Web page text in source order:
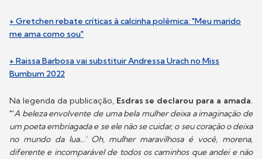
+ Gretchen rebate críticas à calcinha polêmica: "Meu marido
me ama como sou"
+ Raissa Barbosa vai substituir Andressa Urach no Miss
Bumbum 2022
Na legenda da publicação, Esdras se declarou para a amada.
"'A beleza envolvente de uma bela mulher deixa a imaginação de
um poeta embriagada e se ele não se cuidar, o seu coração o deixa
no mundo da lua...' Oh, mulher maravilhosa é você, morena,
diferente e incomparável de todos os caminhos que andei e não